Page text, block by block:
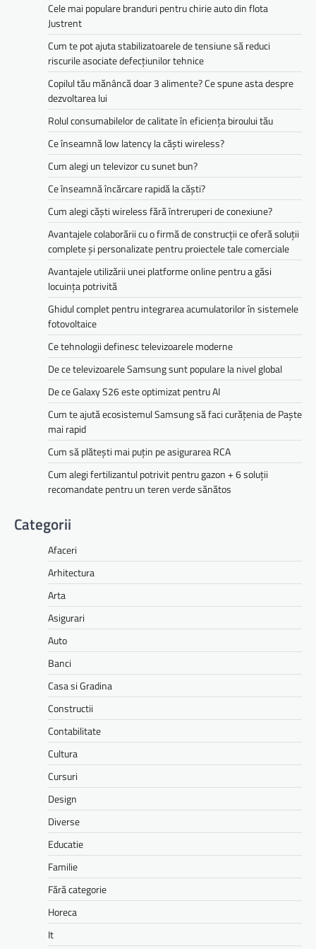
Cele mai populare branduri pentru chirie auto din flota
Justrent
Cum te pot ajuta stabilizatoarele de tensiune să reduci
riscurile asociate defecțiunilor tehnice
Copilul tău mănâncă doar 3 alimente? Ce spune asta despre
dezvoltarea lui
Rolul consumabilelor de calitate în eficiența biroului tău
Ce înseamnă low latency la căști wireless?
Cum alegi un televizor cu sunet bun?
Ce înseamnă încărcare rapidă la căști?
Cum alegi căști wireless fără întreruperi de conexiune?
Avantajele colaborării cu o firmă de construcții ce oferă soluții
complete și personalizate pentru proiectele tale comerciale
Avantajele utilizării unei platforme online pentru a găsi
locuința potrivită
Ghidul complet pentru integrarea acumulatorilor în sistemele
fotovoltaice
Ce tehnologii definesc televizoarele moderne
De ce televizoarele Samsung sunt populare la nivel global
De ce Galaxy S26 este optimizat pentru AI
Cum te ajută ecosistemul Samsung să faci curățenia de Paște
mai rapid
Cum să plătești mai puțin pe asigurarea RCA
Cum alegi fertilizantul potrivit pentru gazon + 6 soluții
recomandate pentru un teren verde sănătos
Categorii
Afaceri
Arhitectura
Arta
Asigurari
Auto
Banci
Casa si Gradina
Constructii
Contabilitate
Cultura
Cursuri
Design
Diverse
Educatie
Familie
Fără categorie
Horeca
It